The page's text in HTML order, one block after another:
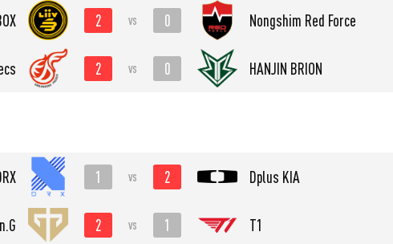
2 vs 0 Nongshim Red Force
2 vs 0 HANJIN BRION
1 vs 2 Dplus KIA
2 vs 1 T1